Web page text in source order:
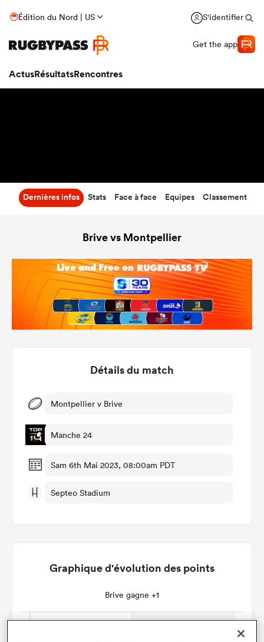
Édition du Nord | US S'identifier
Get the app
ActusRésultatsRencontres
Dernières infos Stats Face à face Equipes Classement
Brive vs Montpellier
Détails du match
Montpellier v Brive
Manche 24
Sam 6th Mai 2023, 08:00am PDT
Septeo Stadium
Graphique d'évolution des points
Brive gagne +1